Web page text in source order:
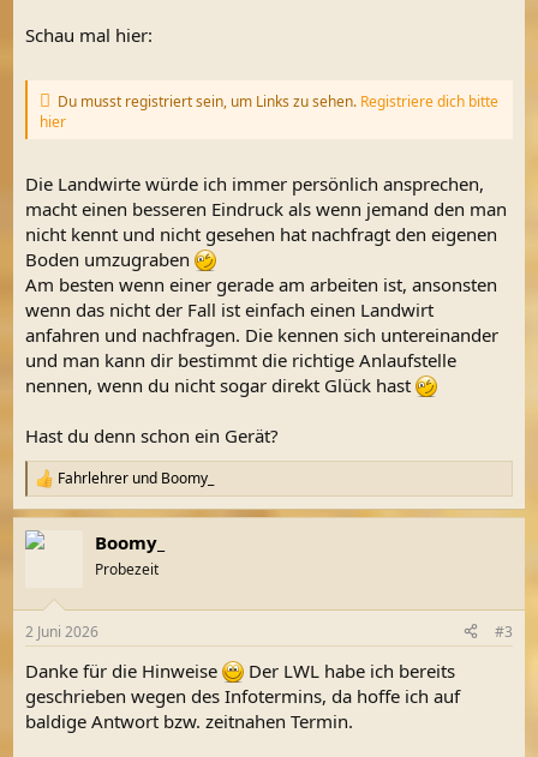
Schau mal hier:
Du musst registriert sein, um Links zu sehen. Registriere dich bitte
hier
Die Landwirte würde ich immer persönlich ansprechen,
macht einen besseren Eindruck als wenn jemand den man
nicht kennt und nicht gesehen hat nachfragt den eigenen
Boden umzugraben
Am besten wenn einer gerade am arbeiten ist, ansonsten
wenn das nicht der Fall ist einfach einen Landwirt
anfahren und nachfragen. Die kennen sich untereinander
und man kann dir bestimmt die richtige Anlaufstelle
nennen, wenn du nicht sogar direkt Glück hast
Hast du denn schon ein Gerät?
R
e
a
k
e
:
Fahrlehrer und Boomy_
Boomy_
Probezeit
2 Juni 2026 #3
Danke für die Hinweise
Der LWL habe ich bereits
geschrieben wegen des Infotermins, da hoffe ich auf
baldige Antwort bzw. zeitnahen Termin.